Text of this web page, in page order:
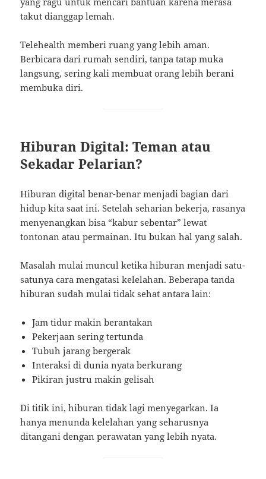
takut dianggap lemah.
Telehealth memberi ruang yang lebih aman.
Berbicara dari rumah sendiri, tanpa tatap muka
langsung, sering kali membuat orang lebih berani
membuka diri.
Hiburan Digital: Teman atau
Sekadar Pelarian?
Hiburan digital benar-benar menjadi bagian dari
hidup kita saat ini. Setelah seharian bekerja, rasanya
menyenangkan bisa “kabur sebentar” lewat
tontonan atau permainan. Itu bukan hal yang salah.
Masalah mulai muncul ketika hiburan menjadi satu-
satunya cara mengatasi kelelahan. Beberapa tanda
hiburan sudah mulai tidak sehat antara lain:
Jam tidur makin berantakan
Pekerjaan sering tertunda
Tubuh jarang bergerak
Interaksi di dunia nyata berkurang
Pikiran justru makin gelisah
Di titik ini, hiburan tidak lagi menyegarkan. Ia
hanya menunda kelelahan yang seharusnya
ditangani dengan perawatan yang lebih nyata.